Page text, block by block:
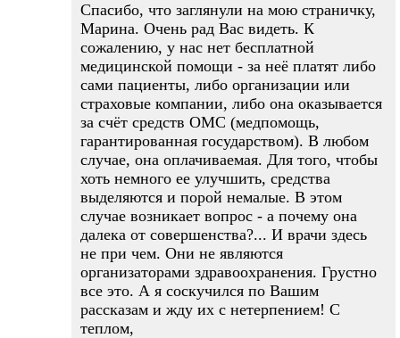
Спасибо, что заглянули на мою страничку,
Марина. Очень рад Вас видеть. К
сожалению, у нас нет бесплатной
медицинской помощи - за неё платят либо
сами пациенты, либо организации или
страховые компании, либо она оказывается
за счёт средств ОМС (медпомощь,
гарантированная государством). В любом
случае, она оплачиваемая. Для того, чтобы
хоть немного ее улучшить, средства
выделяются и порой немалые. В этом
случае возникает вопрос - а почему она
далека от совершенства?... И врачи здесь
не при чем. Они не являются
организаторами здравоохранения. Грустно
все это. А я соскучился по Вашим
рассказам и жду их с нетерпением! С
теплом,